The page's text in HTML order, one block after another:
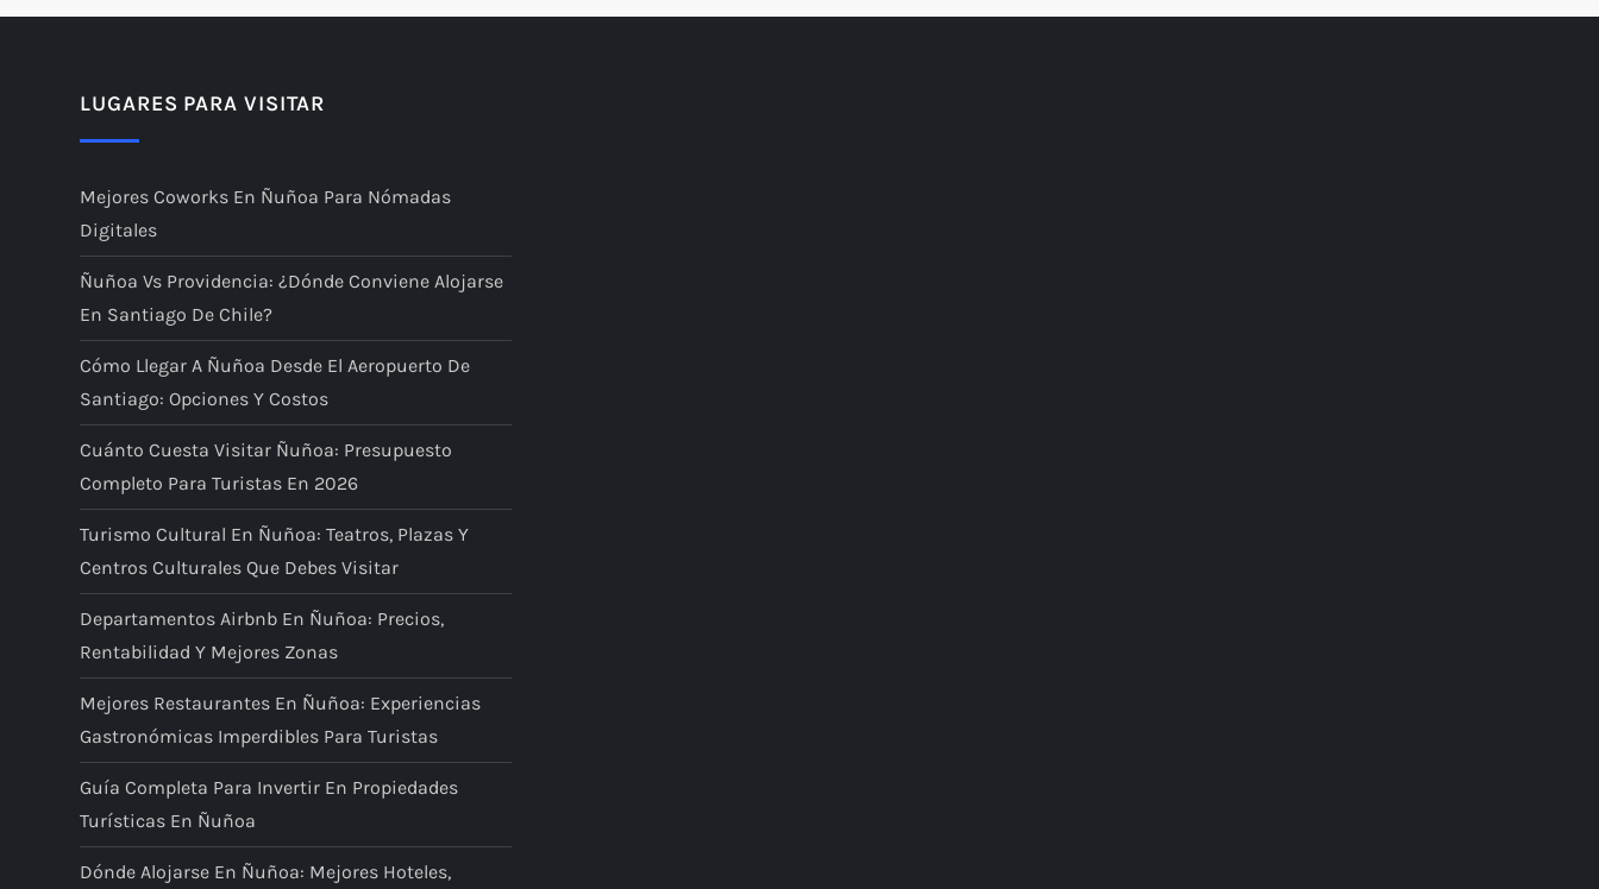
LUGARES PARA VISITAR
Mejores Coworks En Ñuñoa Para Nómadas
Digitales
Ñuñoa Vs Providencia: ¿dónde Conviene Alojarse
En Santiago De Chile?
Cómo Llegar A Ñuñoa Desde El Aeropuerto De
Santiago: Opciones Y Costos
Cuánto Cuesta Visitar Ñuñoa: Presupuesto
Completo Para Turistas En 2026
Turismo Cultural En Ñuñoa: Teatros, Plazas Y
Centros Culturales Que Debes Visitar
Departamentos Airbnb En Ñuñoa: Precios,
Rentabilidad Y Mejores Zonas
Mejores Restaurantes En Ñuñoa: Experiencias
Gastronómicas Imperdibles Para Turistas
Guía Completa Para Invertir En Propiedades
Turísticas En Ñuñoa
Dónde Alojarse En Ñuñoa: Mejores Hoteles,